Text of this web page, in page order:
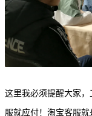
这里我必须提醒大家
服就应付！淘宝客服